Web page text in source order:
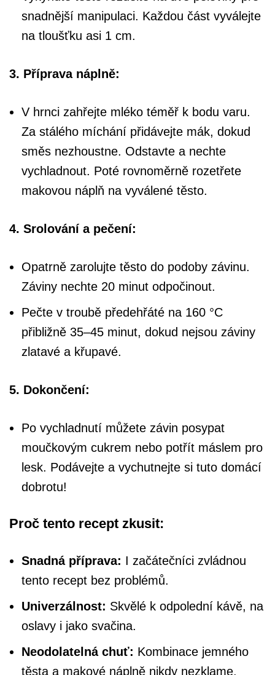
snadnější manipulaci. Každou část vyválejte
na tloušťku asi 1 cm.
3. Příprava náplně:
V hrnci zahřejte mléko téměř k bodu varu.
Za stálého míchání přidávejte mák, dokud
směs nezhoustne. Odstavte a nechte
vychladnout. Poté rovnoměrně rozetřete
makovou náplň na vyválené těsto.
4. Srolování a pečení:
Opatrně zarolujte těsto do podoby závinu.
Záviny nechte 20 minut odpočinout.
Pečte v troubě předehřáté na 160 °C
přibližně 35–45 minut, dokud nejsou záviny
zlatavé a křupavé.
5. Dokončení:
Po vychladnutí můžete závin posypat
moučkovým cukrem nebo potřít máslem pro
lesk. Podávejte a vychutnejte si tuto domácí
dobrotu!
Proč tento recept zkusit:
Snadná příprava: I začátečníci zvládnou
tento recept bez problémů.
Univerzálnost: Skvělé k odpolední kávě, na
oslavy i jako svačina.
Neodolatelná chuť: Kombinace jemného
těsta a makové náplně nikdy nezklame.